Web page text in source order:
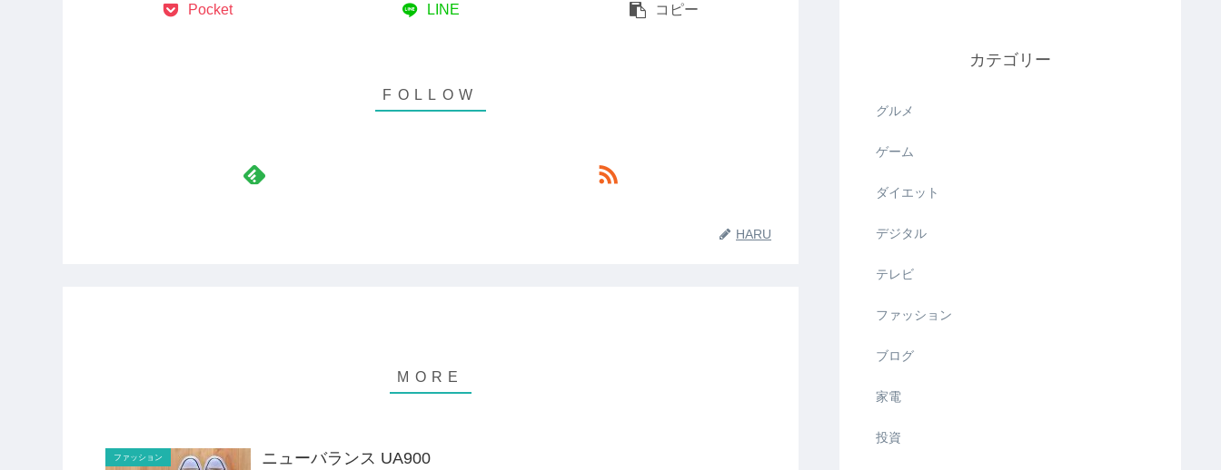
Pocket LINE コピー
HARU
ファッション ニューバランス UA900
カテゴリー
グルメ
ゲーム
ダイエット
デジタル
テレビ
ファッション
ブログ
家電
投資